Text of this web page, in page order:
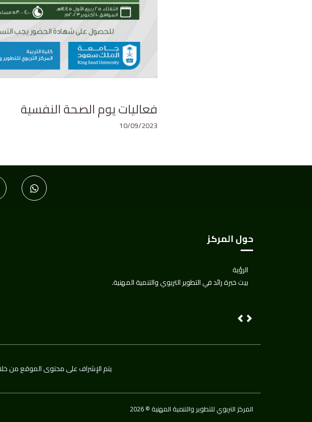
فعاليات يوم الصحة النفسية
10/09/2023
حول المركز
الرؤية
بيت خبرة رائد في التطوير التربوي والتنمية المهنية.
Next
يتم اﻹشراف على محتوى الموقع من خلال
2026 © المركز التربوي للتطوير والتنمية المهنية